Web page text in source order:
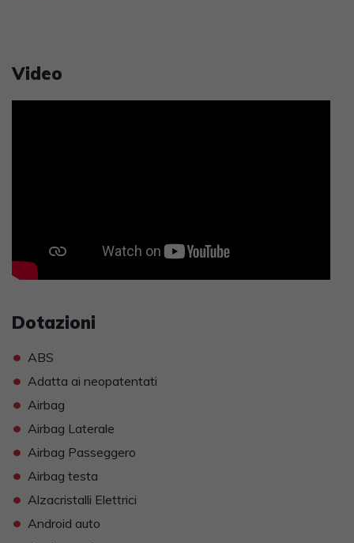
Video
Dotazioni
• ABS
• Adatta ai neopatentati
• Airbag
• Airbag Laterale
• Airbag Passeggero
• Airbag testa
• Alzacristalli Elettrici
• Android auto